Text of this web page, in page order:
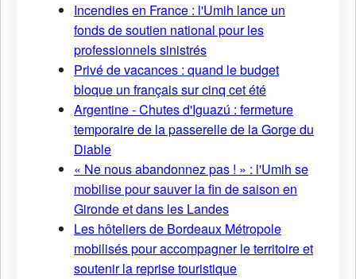
Incendies en France : l'Umih lance un
fonds de soutien national pour les
professionnels sinistrés
Privé de vacances : quand le budget
bloque un français sur cinq cet été
Argentine - Chutes d'Iguazú : fermeture
temporaire de la passerelle de la Gorge du
Diable
« Ne nous abandonnez pas ! » : l'Umih se
mobilise pour sauver la fin de saison en
Gironde et dans les Landes
Les hôteliers de Bordeaux Métropole
mobilisés pour accompagner le territoire et
soutenir la reprise touristique